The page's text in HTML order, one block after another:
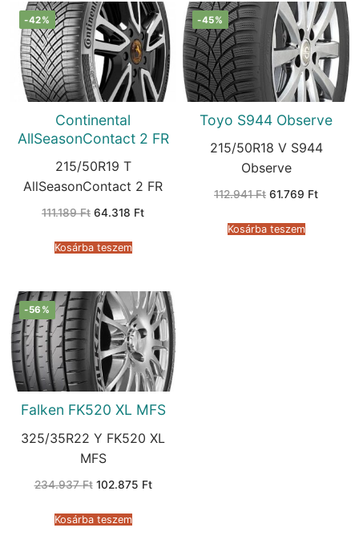
-42%
Continental
AllSeasonContact 2 FR
215/50R19 T
AllSeasonContact 2 FR
111.189Ft Original
111.189 Ft.
64.318 FtCurrent
Kosárba teszem
-45%
Toyo S944 Observe
215/50R18 V S944
Observe
112.941Ft Original
112.941 Ft.
61.769 FtCurrent
Kosárba teszem
-56%
Falken FK520 XL MFS
325/35R22 Y FK520 XL
MFS
234.937Ft Original
234.937 Ft.
102.875 FtCurrent
Kosárba teszem